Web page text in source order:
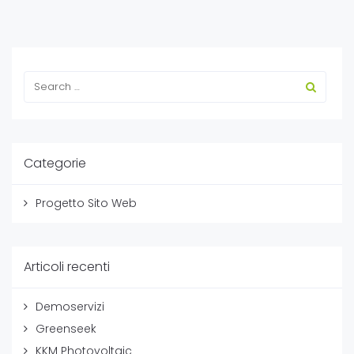
Categorie
Progetto Sito Web
Articoli recenti
Demoservizi
Greenseek
KKM Photovoltaic